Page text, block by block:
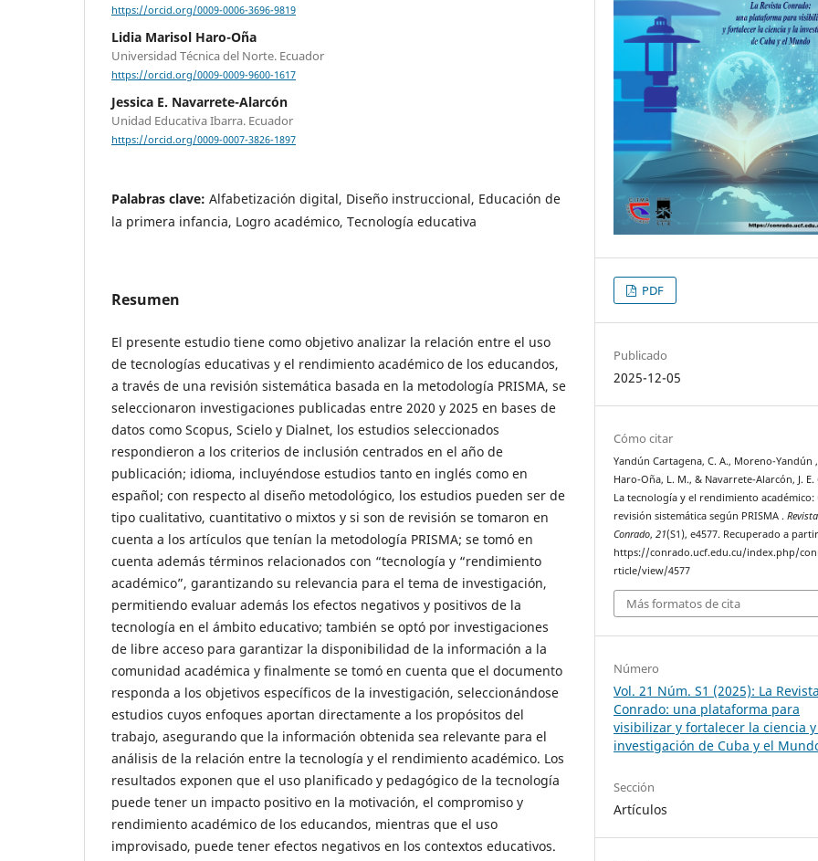
https://orcid.org/0009-0006-3696-9819
Lidia Marisol Haro-Oña
Universidad Técnica del Norte. Ecuador
https://orcid.org/0009-0009-9600-1617
Jessica E. Navarrete-Alarcón
Unidad Educativa Ibarra. Ecuador
https://orcid.org/0009-0007-3826-1897
Palabras clave: Alfabetización digital, Diseño instruccional, Educación de
la primera infancia, Logro académico, Tecnología educativa
Resumen
El presente estudio tiene como objetivo analizar la relación entre el uso
de tecnologías educativas y el rendimiento académico de los educandos,
a través de una revisión sistemática basada en la metodología PRISMA, se
seleccionaron investigaciones publicadas entre 2020 y 2025 en bases de
datos como Scopus, Scielo y Dialnet, los estudios seleccionados
respondieron a los criterios de inclusión centrados en el año de
publicación; idioma, incluyéndose estudios tanto en inglés como en
español; con respecto al diseño metodológico, los estudios pueden ser de
tipo cualitativo, cuantitativo o mixtos y si son de revisión se tomaron en
cuenta a los artículos que tenían la metodología PRISMA; se tomó en
cuenta además términos relacionados con “tecnología y “rendimiento
académico”, garantizando su relevancia para el tema de investigación,
permitiendo evaluar además los efectos negativos y positivos de la
tecnología en el ámbito educativo; también se optó por investigaciones
de libre acceso para garantizar la disponibilidad de la información a la
comunidad académica y finalmente se tomó en cuenta que el documento
responda a los objetivos específicos de la investigación, seleccionándose
estudios cuyos enfoques aportan directamente a los propósitos del
trabajo, asegurando que la información obtenida sea relevante para el
análisis de la relación entre la tecnología y el rendimiento académico. Los
resultados exponen que el uso planificado y pedagógico de la tecnología
puede tener un impacto positivo en la motivación, el compromiso y
rendimiento académico de los educandos, mientras que el uso
improvisado, puede tener efectos negativos en los contextos educativos.
PDF
Publicado
2025-12-05
Cómo citar
Yandún Cartagena, C. A., Moreno-Yandún ,
Haro-Oña, L. M., & Navarrete-Alarcón, J. E.
La tecnología y el rendimiento académico:
revisión sistemática según PRISMA .Revista
Conrado,21(S1), e4577. Recuperado a
https://conrado.ucf.edu.cu/index.php/
rticle/view/4577
Más formatos de cita
Número
Vol. 21 Núm. S1 (2025): La Revista
Conrado: una plataforma para
visibilizar y fortalecer la ciencia
investigación de Cuba y el
Sección
Artículos